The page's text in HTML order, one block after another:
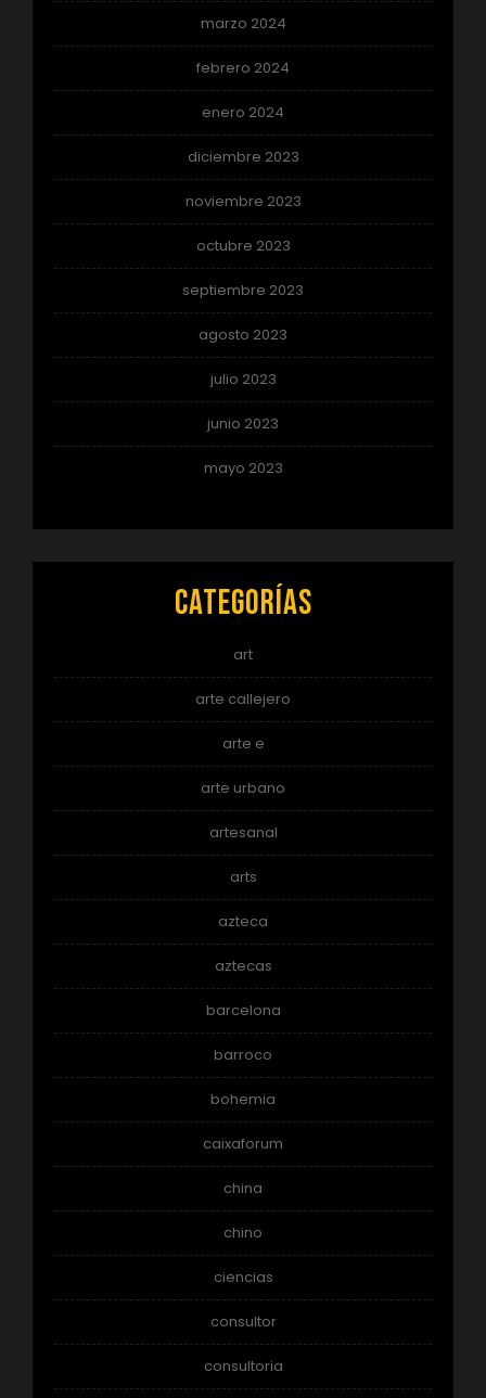
marzo 2024
febrero 2024
enero 2024
diciembre 2023
noviembre 2023
octubre 2023
septiembre 2023
agosto 2023
julio 2023
junio 2023
mayo 2023
Categorías
art
arte callejero
arte e
arte urbano
artesanal
arts
azteca
aztecas
barcelona
barroco
bohemia
caixaforum
china
chino
ciencias
consultor
consultoria